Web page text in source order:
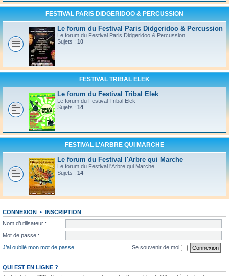
FESTIVAL PARIS DIDGERIDOO & PERCUSSION
Le forum du Festival Paris Didgeridoo & Percussion
Le forum du Festival Paris Didgeridoo & Percussion
Sujets : 10
FESTIVAL TRIBAL ELEK
Le forum du Festival Tribal Elek
Le forum du Festival Tribal Elek
Sujets : 14
FESTIVAL L'ARBRE QUI MARCHE
Le forum du Festival l'Arbre qui Marche
Le forum du Festival l'Arbre qui Marche
Sujets : 14
CONNEXION • INSCRIPTION
Nom d’utilisateur :
Mot de passe :
J’ai oublié mon mot de passe
Se souvenir de moi
QUI EST EN LIGNE ?